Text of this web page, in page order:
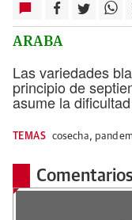
ARABA
Las variedades
principio de
asume la
TEMAS cosecha,
Comentarios